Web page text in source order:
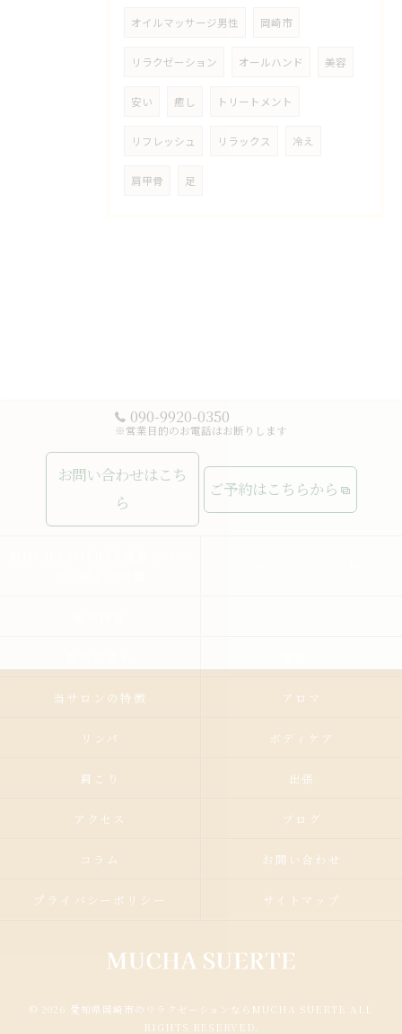
オイルマッサージ男性 岡崎市
リラクゼーション オールハンド 美容
安い 癒し トリートメント
リフレッシュ リラックス 冷え
肩甲骨 足
090-9920-0350
※営業目的のお電話はお断りします
お問い合わせはこち
ら
ご予約はこちらから
当サロンの特徴 アロマ
リンパ ボディケア
肩こり 出張
アクセス ブログ
コラム お問い合わせ
プライバシーポリシー サイトマップ
© 2026 愛知県岡崎市のリラクゼーションならMUCHA SUERTE ALL
RIGHTS RESERVED.